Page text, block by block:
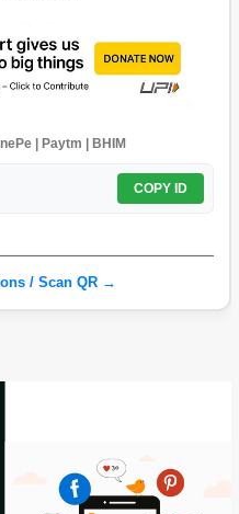
| Paytm | BHIM
COPY ID
/ Scan QR →